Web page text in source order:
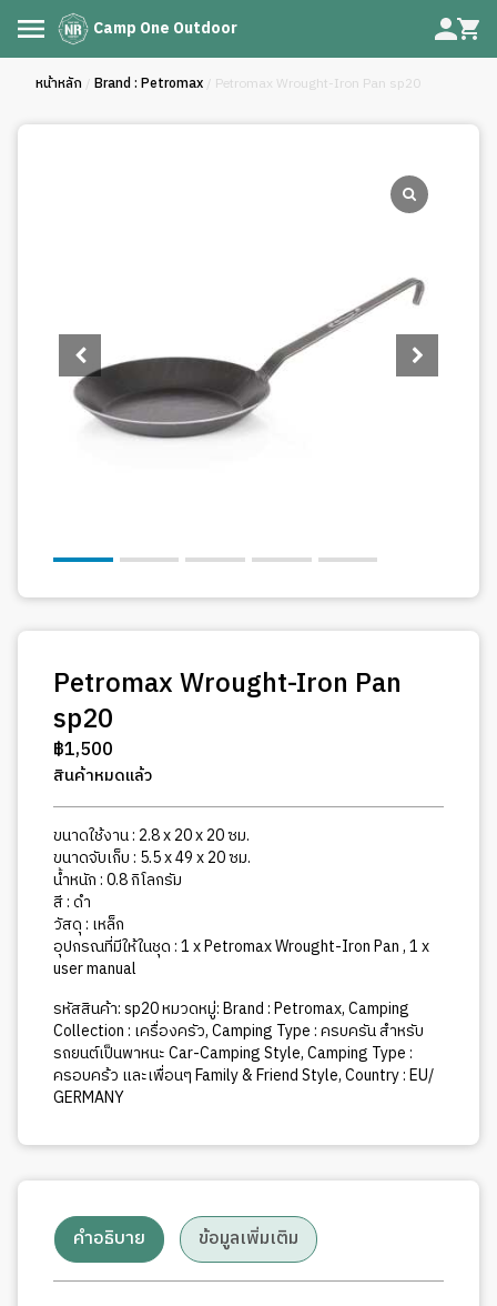
Camp One Outdoor
หน้าหลัก / Brand : Petromax / Petromax Wrought-Iron Pan sp20
Petromax Wrought-Iron Pan
sp20
฿1,500
สินค้าหมดแล้ว
ขนาดใช้งาน : 2.8 x 20 x 20 ซม.
ขนาดจับเก็บ : 5.5 x 49 x 20 ซม.
น้ำหนัก : 0.8 กิโลกรัม
สี : ดำ
วัสดุ : เหล็ก
อุปกรณที่มีให้ในชุด : 1 x Petromax Wrought-Iron Pan , 1 x
user manual
รหัสสินค้า:sp20หมวดหมู่:Brand : Petromax,Camping
Collection : เครื่องครัว,Camping Type : ครบครัน สำหรับ
รถยนต์เป็นพาหนะ Car-Camping Style,Camping Type :
ครอบคร้ว และเพื่อนๆ Family & Friend Style,Country : EU/
GERMANY
คำอธิบาย ข้อมูลเพิ่มเติม